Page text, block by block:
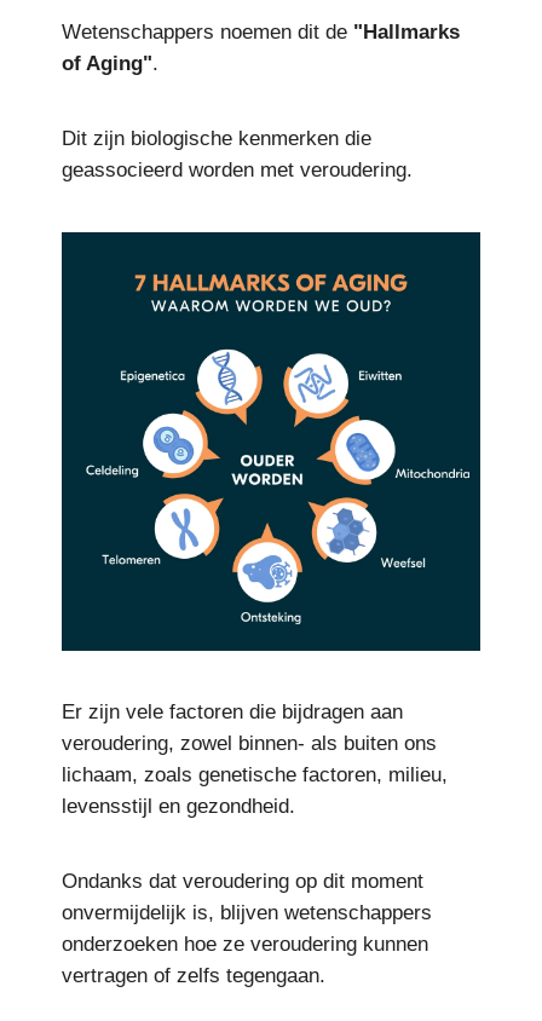
Wetenschappers noemen dit de "Hallmarks
of Aging".
Dit zijn biologische kenmerken die
geassocieerd worden met veroudering.
Er zijn vele factoren die bijdragen aan
veroudering, zowel binnen- als buiten ons
lichaam, zoals genetische factoren, milieu,
levensstijl en gezondheid.
Ondanks dat veroudering op dit moment
onvermijdelijk is, blijven wetenschappers
onderzoeken hoe ze veroudering kunnen
vertragen of zelfs tegengaan.